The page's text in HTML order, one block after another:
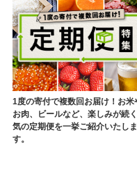
1度の寄付で複数回お届け！お米
お肉、ビールなど、楽しみが続
気の定期便を一挙ご紹介いたしま
す。